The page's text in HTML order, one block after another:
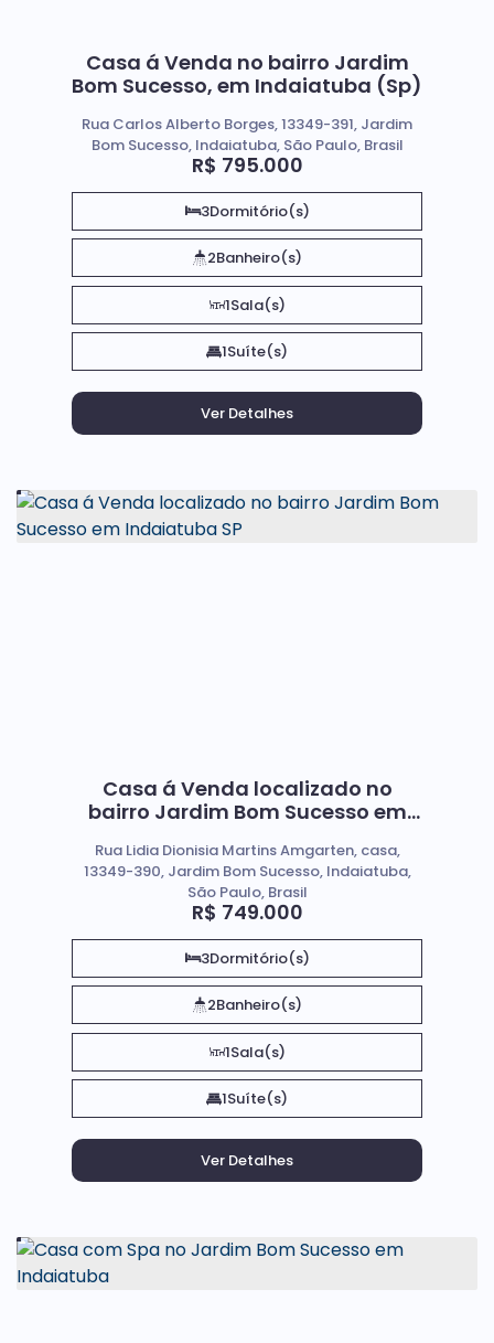
Casa á Venda no bairro Jardim
Bom Sucesso, em Indaiatuba (Sp)
R$ 795.000
Rua Carlos Alberto Borges, 13349-391, Jardim
Bom Sucesso, Indaiatuba, São Paulo, Brasil
3Dormitório(s)
2Banheiro(s)
1Sala(s)
1Suíte(s)
Casa á Venda localizado no
bairro Jardim Bom Sucesso em
R$ 749.000
Rua Lidia Dionisia Martins Amgarten, casa,
13349-390, Jardim Bom Sucesso, Indaiatuba,
São Paulo, Brasil
3Dormitório(s)
2Banheiro(s)
1Sala(s)
1Suíte(s)